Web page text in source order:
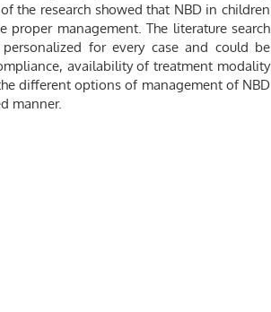
the research showed that NBD in children
management. The literature search
for every case and could be
availability of treatment modality
different options of management of NBD
manner.